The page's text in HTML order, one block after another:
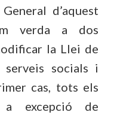
d’aquest
verda a dos
la Llei de
socials i
cas, tots els
a excepció de